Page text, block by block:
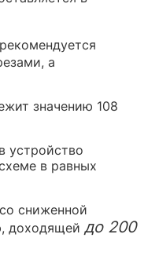
а
значению 108
устройство
в равных
сниженной
доходящей до 200